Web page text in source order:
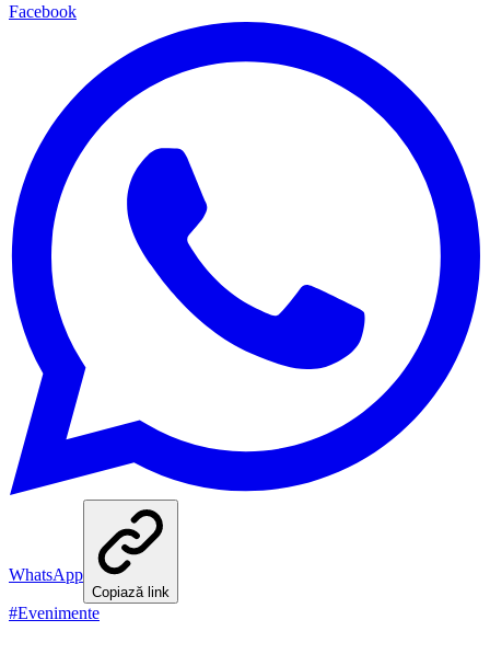
Facebook
WhatsApp
Copiază link
#Evenimente